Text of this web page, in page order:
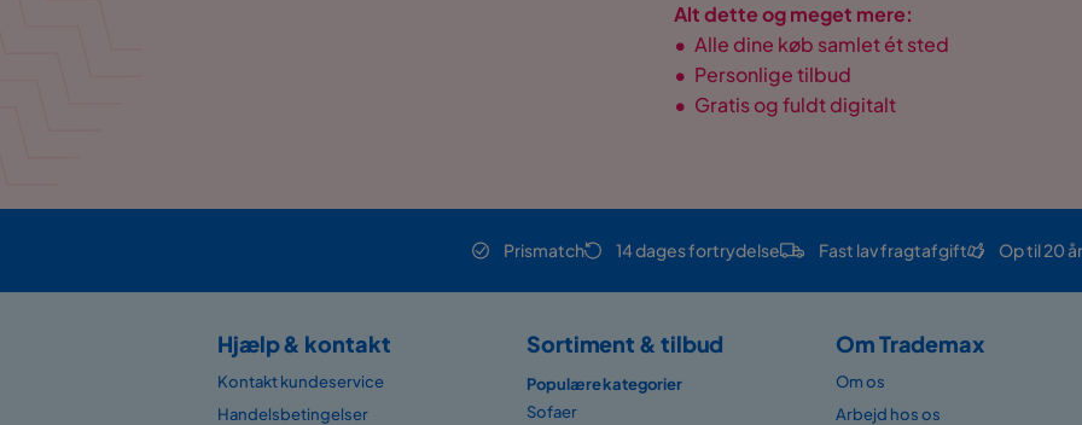
Alt dette og meget mere:
• Alle dine køb samlet ét sted
• Personlige tilbud
• Gratis og fuldt digitalt
Prismatch 14 dages fortrydelse Fast lav fragtafgift Op til 20
Hjælp & kontakt
Kontakt kundeservice
Handelsbetingelser
Sortiment & tilbud
Populære kategorier
Sofaer
Om Trademax
Om os
Arbejd hos os